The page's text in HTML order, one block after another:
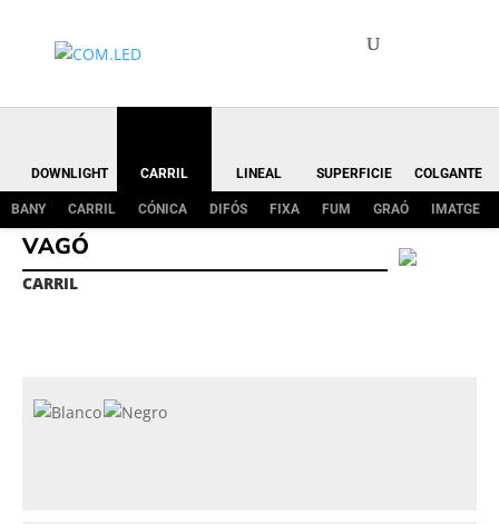
DOWNLIGHT CARRIL
BANY CARRIL CÓNICA DIFÓS FIXA FUM GRAÓ IMATGE
LINEAL SUPERFICIE COLGANTE
VAGÓ
CARRIL